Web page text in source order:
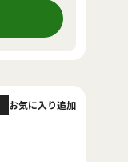
お気に入り追加